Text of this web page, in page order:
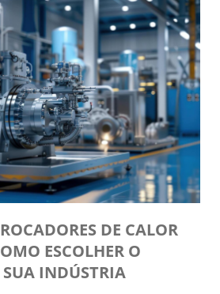
DE CALOR
ESCOLHER O
INDÚSTRIA